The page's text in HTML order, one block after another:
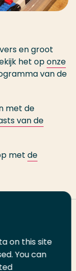
en groot
het oponze
van de
met de
van de
met de
on this site
You can